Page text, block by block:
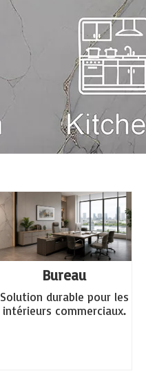
Bureau
Solution durable pour les
intérieurs commerciaux.